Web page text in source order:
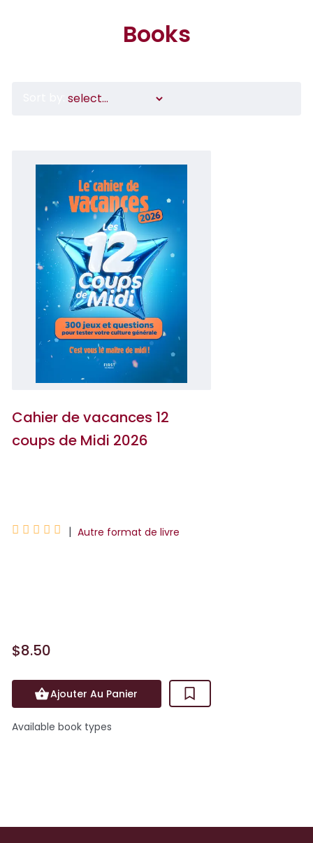
Books
Cahier de vacances 12
coups de Midi 2026
     | Autre format de livre
$8.50
Ajouter Au Panier
Available book types